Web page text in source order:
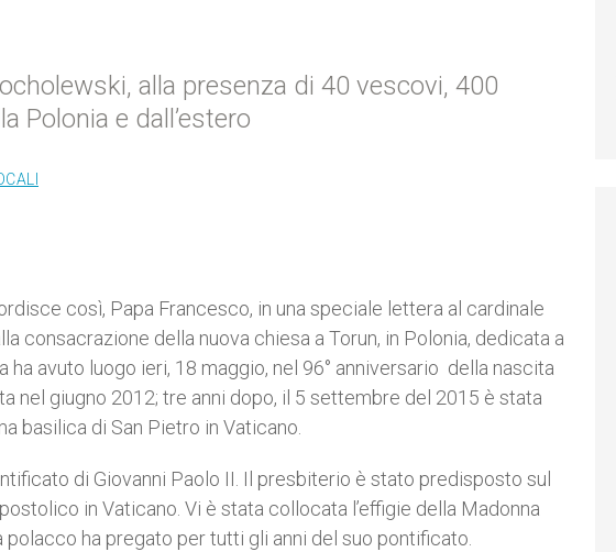
alla presenza di 40 vescovi, 400
Polonia e dall’estero
così, Papa Francesco, in una speciale lettera al cardinale
consacrazione della nuova chiesa a Torun, in Polonia, dedicata a
ha avuto luogo ieri, 18 maggio, nel 96° anniversario della nascita
nel giugno 2012; tre anni dopo, il 5 settembre del 2015 è stata
basilica di San Pietro in Vaticano.
di Giovanni Paolo II. Il presbiterio è stato predisposto sul
in Vaticano. Vi è stata collocata l’effigie della Madonna
ha pregato per tutti gli anni del suo pontificato.